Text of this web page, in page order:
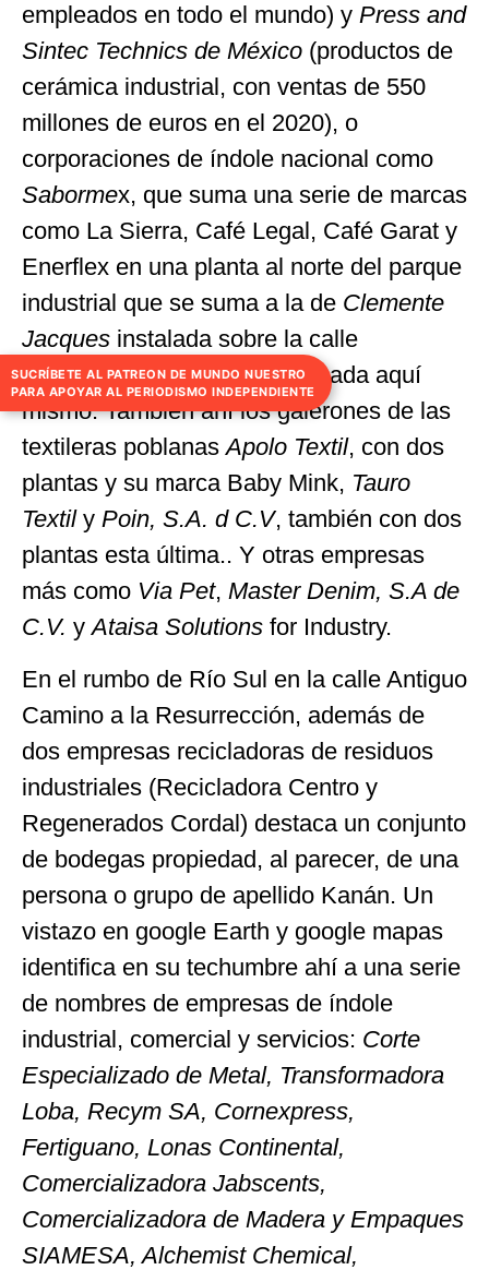
empleados en todo el mundo) y Press and
Sintec Technics de México (productos de
cerámica industrial, con ventas de 550
millones de euros en el 2020), o
corporaciones de índole nacional como
Sabormex, que suma una serie de marcas
como La Sierra, Café Legal, Café Garat y
Enerflex en una planta al norte del parque
industrial que se suma a la de Clemente
Jacques instalada sobre la calle
Resurrección Sur, ya identificada aquí
mismo. También ahí los galerones de las
textileras poblanasApolo Textil, con dos
plantas y su marca Baby Mink, Tauro
Textily Poin, S.A. d C.V, también con dos
plantas esta última.. Y otras empresas
más como Via Pet, Master Denim, S.A de
C.V. yAtaisa Solutions for Industry.
En el rumbo de Río Sul en la calle Antiguo
Camino a la Resurrección, además de
dos empresas recicladoras de residuos
industriales (Recicladora Centro y
Regenerados Cordal) destaca un conjunto
de bodegas propiedad, al parecer, de una
persona o grupo de apellido Kanán. Un
vistazo en google Earth y google mapas
identifica en su techumbre ahí a una serie
de nombres de empresas de índole
industrial, comercial y servicios: Corte
Especializado de Metal, Transformadora
Loba, Recym SA, Cornexpress,
Fertiguano, Lonas Continental,
Comercializadora Jabscents,
Comercializadora de Madera y Empaques
SIAMESA, Alchemist Chemical,
SUCRÍBETE AL PATREON DE MUNDO NUESTRO
PARA APOYAR AL PERIODISMO INDEPENDIENTE